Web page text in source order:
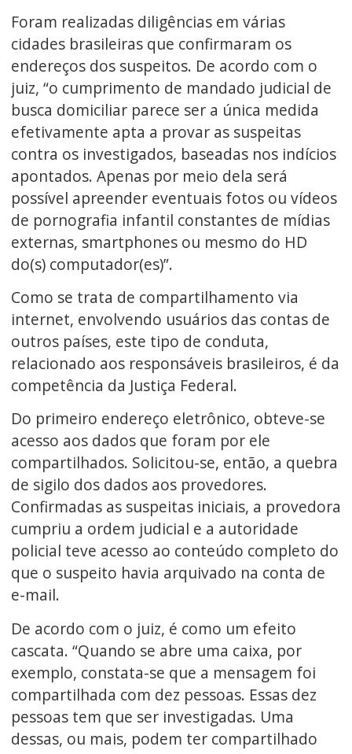
Foram realizadas diligências em várias
cidades brasileiras que confirmaram os
endereços dos suspeitos. De acordo com o
juiz, “o cumprimento de mandado judicial de
busca domiciliar parece ser a única medida
efetivamente apta a provar as suspeitas
contra os investigados, baseadas nos indícios
apontados. Apenas por meio dela será
possível apreender eventuais fotos ou vídeos
de pornografia infantil constantes de mídias
externas, smartphones ou mesmo do HD
do(s) computador(es)”.
Como se trata de compartilhamento via
internet, envolvendo usuários das contas de
outros países, este tipo de conduta,
relacionado aos responsáveis brasileiros, é da
competência da Justiça Federal.
Do primeiro endereço eletrônico, obteve-se
acesso aos dados que foram por ele
compartilhados. Solicitou-se, então, a quebra
de sigilo dos dados aos provedores.
Confirmadas as suspeitas iniciais, a provedora
cumpriu a ordem judicial e a autoridade
policial teve acesso ao conteúdo completo do
que o suspeito havia arquivado na conta de
e-mail.
De acordo com o juiz, é como um efeito
cascata. “Quando se abre uma caixa, por
exemplo, constata-se que a mensagem foi
compartilhada com dez pessoas. Essas dez
pessoas tem que ser investigadas. Uma
dessas, ou mais, podem ter compartilhado